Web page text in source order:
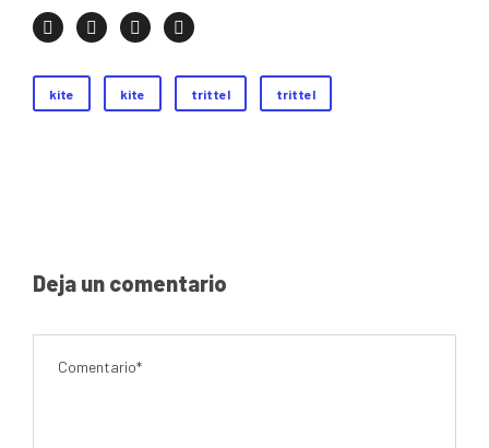
kite kite trittel trittel
Deja un comentario